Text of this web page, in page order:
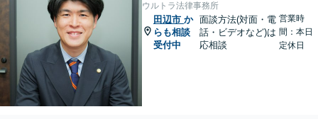
ウルトラ法律事務所
田辺市 か
らも相談
受付中
面談方法(対面・電
話・ビデオなど)は
応相談
営業時
間：本日
定休日